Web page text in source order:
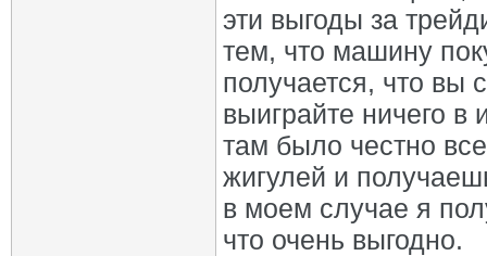
эти выгоды за
тем, что машину
получается, что вы
выиграйте ничего в
там было честно
жигулей и
в моем случае я
что очень выгодно.